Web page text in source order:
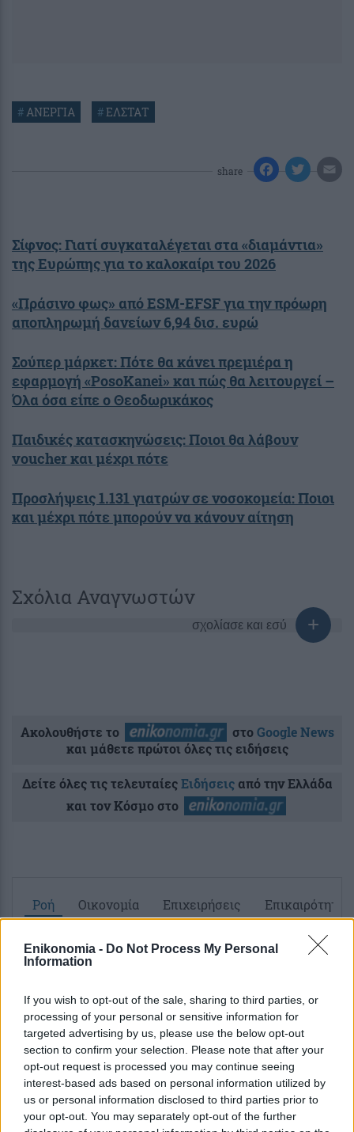
Enikonomia - Do Not Process My Personal
Information
If you wish to opt-out of the sale, sharing to third parties, or
processing of your personal or sensitive information for
targeted advertising by us, please use the below opt-out
section to confirm your selection. Please note that after your
opt-out request is processed you may continue seeing
interest-based ads based on personal information utilized by
us or personal information disclosed to third parties prior to
your opt-out. You may separately opt-out of the further
# ΑΝΕΡΓΙΑ #ΕΛΣΤΑΤ
share
Σίφνος: Γιατί συγκαταλέγεται στα «διαμάντια»
της Ευρώπης για το καλοκαίρι του 2026
«Πράσινο φως» από ESM-EFSF για την πρόωρη
αποπληρωμή δανείων 6,94 δισ. ευρώ
Σούπερ μάρκετ: Πότε θα κάνει πρεμιέρα η
εφαρμογή «PosoKanei» και πώς θα λειτουργεί –
Όλα όσα είπε ο Θεοδωρικάκος
Παιδικές κατασκηνώσεις: Ποιοι θα λάβουν
voucher και μέχρι πότε
Προσλήψεις 1.131 γιατρών σε νοσοκομεία: Ποιοι
και μέχρι πότε μπορούν να κάνουν αίτηση
Σχόλια Αναγνωστών
σχολίασε και εσύ
Ακολουθήστε το στοGoogle News
και μάθετε πρώτοι όλες τις ειδήσεις
Δείτε όλες τις τελευταίεςΕιδήσειςαπό την Ελλάδα
και τον Κόσμο στο
Ροή Οικονομία Επιχειρήσεις Επικαιρότητα
2 ώρες πριν
Αποζημιώσεις για πυρόπληκτους: Ποιοι
αύριο
12 ώρες πριν
Δημόσιο: Πάνω από 30.000 προσλήψεις
στον σχεδιασμό για το 2027 – Οι
προτεραιότητες και η κατανομή των...